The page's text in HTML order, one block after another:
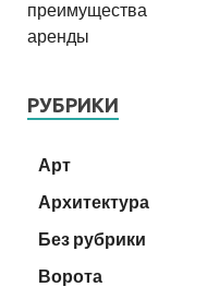
РУБРИКИ
Арт
Архитектура
Без рубрики
Ворота